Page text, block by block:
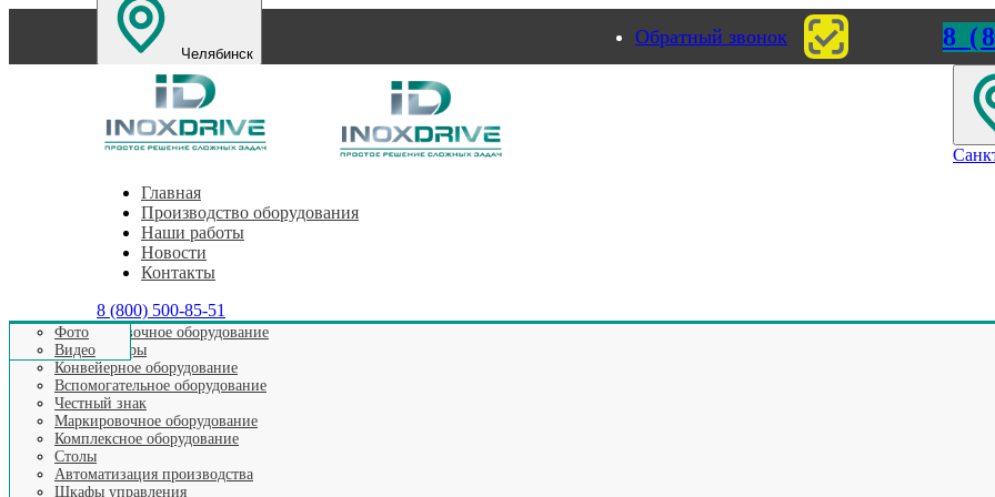
Челябинск
Санкт-Петербург Нижний Новгород
Обратный звонок 8
Главная
Производство оборудования
Этикетировочное оборудование
Аппликаторы
Конвейерное оборудование
Вспомогательное оборудование
Честный знак
Маркировочное оборудование
Комплексное оборудование
Столы
Автоматизация производства
Шкафы управления
Наши работы
Фото
Видео
Новости
Контакты
8 (800) 500-85-51
Главная > Наши новости
Перемотчик этикеток с термотрансферным принтером